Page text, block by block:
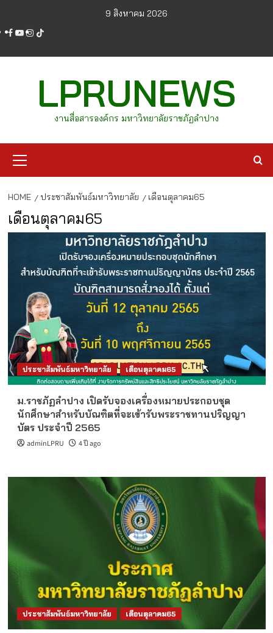
content
9 สิงหาคม 2026
facebook
youtube
instagram
tiktok
LPRUNEWS
งานสื่อสารองค์กร มหาวิทยาลัยราชภัฏลำปาง
Menu
HOME ประชาสัมพันธ์มหาวิทยาลัย เดือนตุลาคม65
เดือนตุลาคม65
ประชาสัมพันธ์มหาวิทยาลัย เดือนตุลาคม65
ม.ราชภัฏลำปาง เปิดรับจองเครื่องหมายประกอบชุด
นักศึกษาสำหรับบัณฑิตที่จะเข้ารับพระราชทานปริญญา
บัตร ประจำปี 2565
adminLPRU 4 ปี ago
ประชาสัมพันธ์มหาวิทยาลัย เดือนตุลาคม65